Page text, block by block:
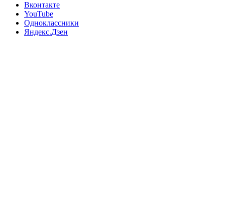
Вконтакте
YouTube
Одноклассники
Яндекс.Дзен